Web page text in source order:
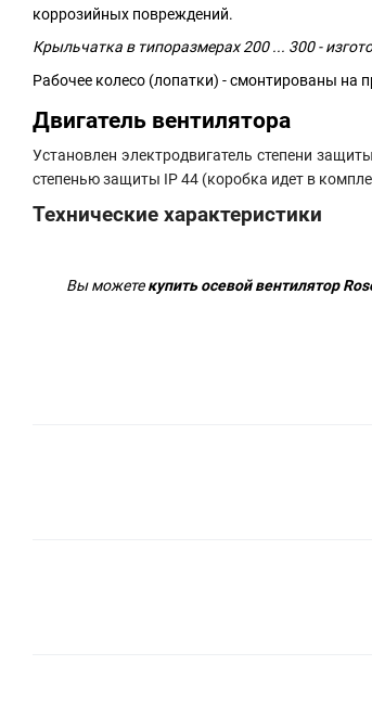
коррозийных повреждений.
Крыльчатка в типоразмерах 200 ... 300 -
Рабочее колесо (лопатки) - смонтированы на
Двигатель вентилятора
Установлен электродвигатель степени
степенью защиты IP 44 (коробка идет в
Технические характеристики
Вы можетекупить осевой вентилятор